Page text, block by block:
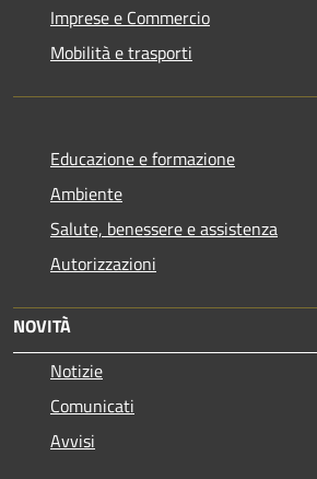
Imprese e Commercio
Mobilità e trasporti
Educazione e formazione
Ambiente
Salute, benessere e assistenza
Autorizzazioni
NOVITÀ
Notizie
Comunicati
Avvisi